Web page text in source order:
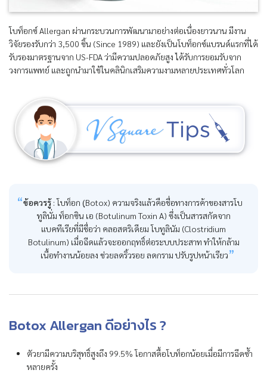
โบท็อกซ์ Allergan ผ่านกระบวนการพัฒนามาอย่างต่อเนื่องยาวนาน มีงาน
วิจัยรองรับกว่า 3,500 ชิ้น (Since 1989) และยังเป็นโบท็อกซ์แบรนด์แรกที่ได้
รับรองมาตรฐานจาก US-FDA ว่ามีความปลอดภัยสูง ได้รับการยอมรับจาก
วงการแพทย์ และถูกนำมาใช้ในคลินิกเสริมความงามหลายประเทศทั่วโลก
ข้อควรรู้: โบท็อก (ฺBotox) ความจริงแล้วคือชื่อทางการค้าของสารโบ
ทูลินั่ม ท็อกซิน เอ (Botulinum Toxin A) ซึ่งเป็นสารสกัดจาก
แบคทีเรียที่มีชื่อว่า คลอสตริเดียม โบทูลินัม (Clostridium
Botulinum) เมื่อฉีดแล้วจะออกฤทธิ์ต่อระบบประสาท ทำให้กล้าม
เนื้อทำงานน้อยลง ช่วยลดริ้วรอย ลดกราม ปรับรูปหน้าเรียว
Botox Allergan ดีอย่างไร ?
ตัวยามีความบริสุทธิ์สูงถึง 99.5% โอกาสดื้อโบท็อกน้อยเมื่อมีการฉีดซ้ำ
หลายครั้ง